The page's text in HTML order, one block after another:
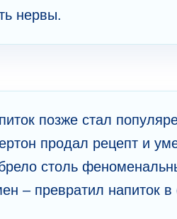
нервы.
позже стал
продал рецепт и
столь
– превратил напиток